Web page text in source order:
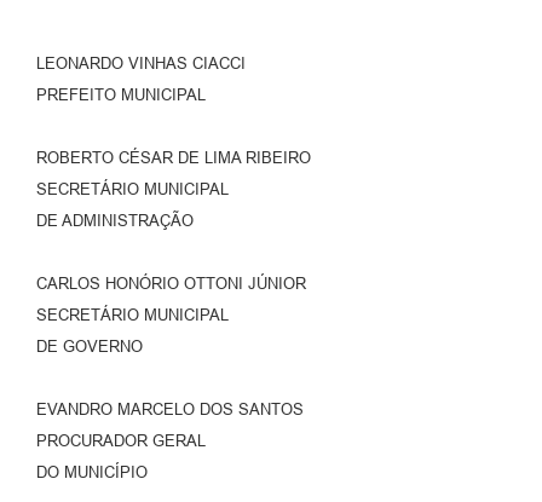
LEONARDO VINHAS CIACCI
PREFEITO MUNICIPAL
ROBERTO CÉSAR DE LIMA RIBEIRO
SECRETÁRIO MUNICIPAL
DE ADMINISTRAÇÃO
CARLOS HONÓRIO OTTONI JÚNIOR
SECRETÁRIO MUNICIPAL
DE GOVERNO
EVANDRO MARCELO DOS SANTOS
PROCURADOR GERAL
DO MUNICÍPIO